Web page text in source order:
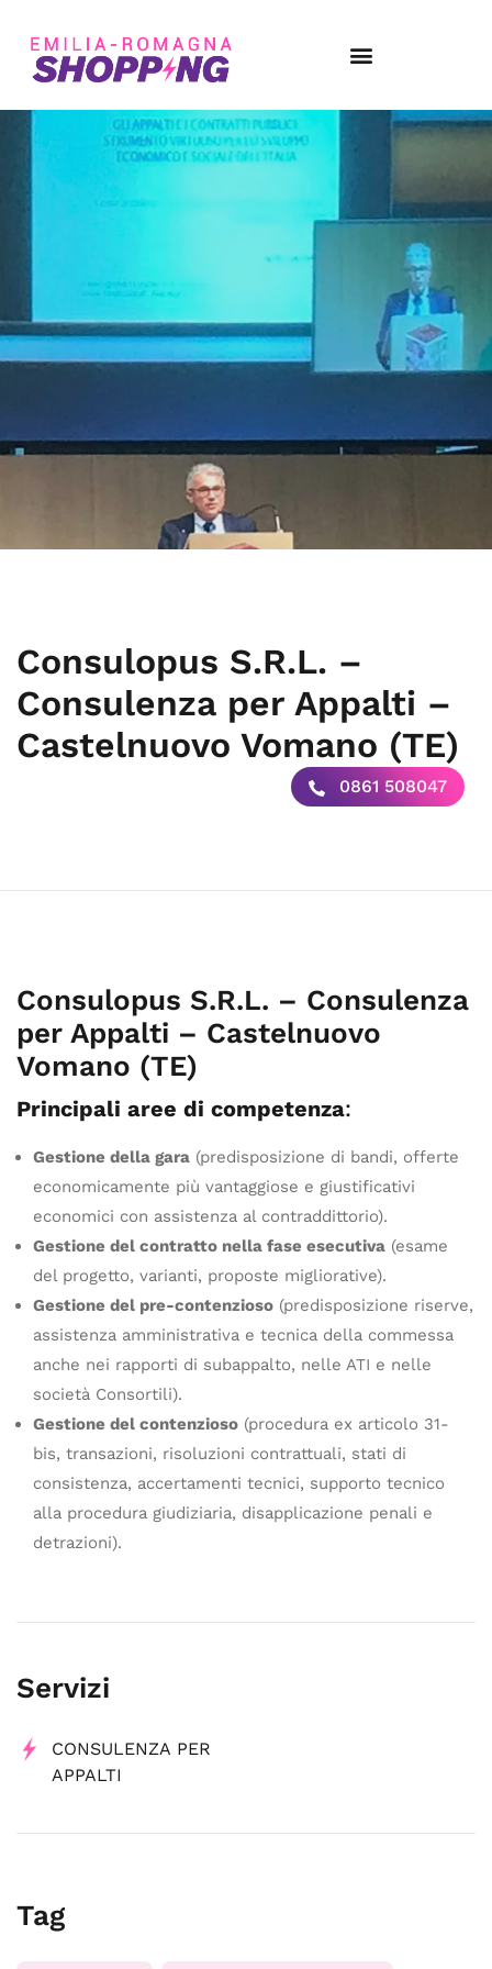
Consulopus S.R.L. –
Consulenza per Appalti –
Castelnuovo Vomano (TE)
0861 508047
Consulopus S.R.L. – Consulenza
per Appalti – Castelnuovo
Vomano (TE)
Principali aree di competenza:
Gestione della gara (predisposizione di bandi, offerte
economicamente più vantaggiose e giustificativi
economici con assistenza al contraddittorio).
Gestione del contratto nella fase esecutiva (esame
del progetto, varianti, proposte migliorative).
Gestione del pre-contenzioso (predisposizione riserve,
assistenza amministrativa e tecnica della commessa
anche nei rapporti di subappalto, nelle ATI e nelle
società Consortili).
Gestione del contenzioso (procedura ex articolo 31-
bis, transazioni, risoluzioni contrattuali, stati di
consistenza, accertamenti tecnici, supporto tecnico
alla procedura giudiziaria, disapplicazione penali e
detrazioni).
Servizi
CONSULENZA PER
APPALTI
Tag